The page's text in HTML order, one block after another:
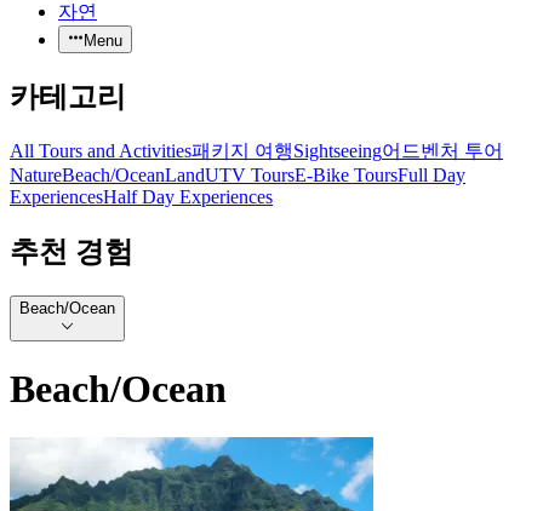
자연
Menu
카테고리
All Tours and Activities패키지 여행Sightseeing어드벤처 투어
NatureBeach/OceanLandUTV ToursE-Bike ToursFull Day
ExperiencesHalf Day Experiences
추천 경험
Beach/Ocean
Beach/Ocean